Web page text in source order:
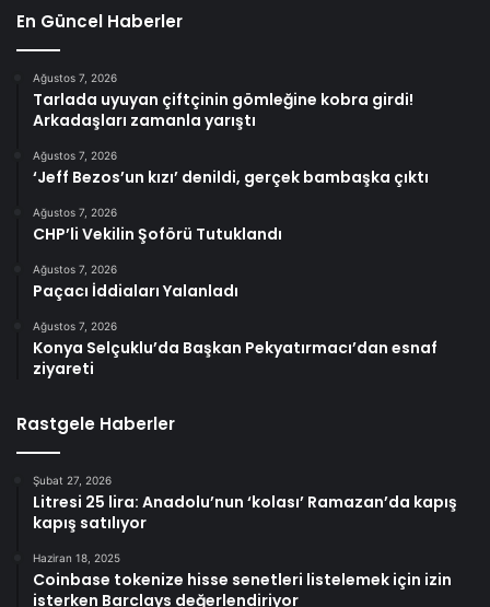
En Güncel Haberler
Ağustos 7, 2026
Tarlada uyuyan çiftçinin gömleğine kobra girdi!
Arkadaşları zamanla yarıştı
Ağustos 7, 2026
‘Jeff Bezos’un kızı’ denildi, gerçek bambaşka çıktı
Ağustos 7, 2026
CHP’li Vekilin Şoförü Tutuklandı
Ağustos 7, 2026
Paçacı İddiaları Yalanladı
Ağustos 7, 2026
Konya Selçuklu’da Başkan Pekyatırmacı’dan esnaf
ziyareti
Rastgele Haberler
Şubat 27, 2026
Litresi 25 lira: Anadolu’nun ‘kolası’ Ramazan’da kapış
kapış satılıyor
Haziran 18, 2025
Coinbase tokenize hisse senetleri listelemek için izin
isterken Barclays değerlendiriyor